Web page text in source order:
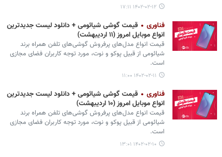
۱۴۰۲-۰۲-۱۲ ۱۷:۱۱
فناوری
قیمت گوشی‌ شیائومی + دانلود لیست جدیدترین
انواع موبایل امروز (۱۱ اردیبهشت)
قیمت انواع مدل‌های پرفروش گوشی‌های تلفن همراه برند
شیائومی از قبیل پوکو و نوت، مورد توجه کاربران فضای مجازی
است.
۱۴۰۲-۰۲-۱۱ ۱۱:۰۰
فناوری
قیمت گوشی‌ شیائومی + دانلود لیست جدیدترین
انواع موبایل امروز (۱۰ اردیبهشت)
قیمت انواع مدل‌های پرفروش گوشی‌های تلفن همراه برند
شیائومی از قبیل پوکو و نوت، مورد توجه کاربران فضای مجازی
است.
۱۴۰۲-۰۲-۱۰ ۱۳:۰۱